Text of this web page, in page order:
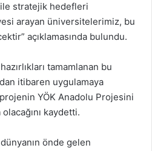
ile stratejik hedefleri
arayan üniversitelerimiz, bu
açıklamasında bulundu.
tamamlanan bu
itibaren uygulamaya
YÖK Anadolu Projesini
kaydetti.
önde gelen